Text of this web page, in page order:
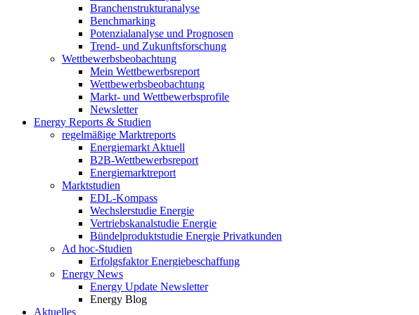
Branchenstrukturanalyse
Benchmarking
Potenzialanalyse und Prognosen
Trend- und Zukunftsforschung
Wettbewerbs­beobachtung
Mein Wettbewerbsreport
Wettbewerbsbeobachtung
Markt- und Wettbewerbsprofile
Newsletter
Energy Reports & Studien
regelmäßige Marktreports
Energiemarkt Aktuell
B2B-Wettbewerbsreport
Energiemarktreport
Marktstudien
EDL-Kompass
Wechslerstudie Energie
Vertriebskanalstudie Energie
Bündelproduktstudie Energie Privatkunden
Ad hoc-Studien
Erfolgsfaktor Energiebeschaffung
Energy News
Energy Update Newsletter
Energy Blog
Aktuelles